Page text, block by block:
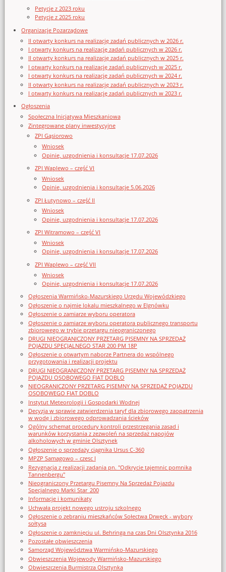
Petycje z 2023 roku
Petycje z 2025 roku
Organizacje Pozarządowe
II otwarty konkurs na realizację zadań publicznych w 2026 r.
I otwarty konkurs na realizację zadań publicznych w 2026 r.
II otwarty konkurs na realizację zadań publicznych w 2025 r.
I otwarty konkurs na realizację zadań publicznych w 2025 r.
I otwarty konkurs na realizację zadań publicznych w 2024 r.
II otwarty konkurs na realizację zadań publicznych w 2023 r.
I otwarty konkurs na realizację zadań publicznych w 2023 r.
Ogłoszenia
Społeczna Inicjatywa Mieszkaniowa
Zintegrowane plany inwestycyjne
ZPI Gąsiorowo
Wniosek
Opinie, uzgodnienia i konsultacje 17.07.2026
ZPI Waplewo – część VI
Wniosek
Opinie, uzgodnienia i konsultacje 5.06.2026
ZPI Łutynowo – część II
Wniosek
Opinie, uzgodnienia i konsultacje 17.07.2026
ZPI Witramowo – część VI
Wniosek
Opinie, uzgodnienia i konsultacje 17.07.2026
ZPI Waplewo – część VII
Wniosek
Opinie, uzgodnienia i konsultacje 17.07.2026
Ogłoszenia Warmińsko-Mazurskiego Urzędu Wojewódzkiego
Ogłoszenie o najmie lokalu mieszkalnego w Elgnówku
Ogłoszenie o zamiarze wyboru operatora
Ogłoszenie o zamiarze wyboru operatora publicznego transportu
zbiorowego w trybie przetargu nieograniczonego
DRUGI NIEOGRANICZONY PRZETARG PISEMNY NA SPRZEDAŻ
POJAZDU SPECJALNEGO STAR 200 PM 18P
Ogłoszenie o otwartym naborze Partnera do wspólnego
przygotowania i realizacji projektu
DRUGI NIEOGRANICZONY PRZETARG PISEMNY NA SPRZEDAŻ
POJAZDU OSOBOWEGO FIAT DOBLO
NIEOGRANICZONY PRZETARG PISEMNY NA SPRZEDAŻ POJAZDU
OSOBOWEGO FIAT DOBLO
Instytut Meteorologii i Gospodarki Wodnej
Decyzja w sprawie zatwierdzenia taryf dla zbiorowego zaopatrzenia
w wodę i zbiorowego odprowadzania ścieków
Ogólny schemat procedury kontroli przestrzegania zasad i
warunków korzystania z zezwoleń na sprzedaż napojów
alkoholowych w gminie Olsztynek
Ogłoszenie o sprzedaży ciągnika Ursus C-360
MPZP Samagowo – czesc I
Rezygnacja z realizacji zadania pn. "Odkrycie tajemnic pomnika
Tannenbergu"
Nieograniczony Przetargu Pisemny Na Sprzedaż Pojazdu
Specjalnego Marki Star_200
Informacje i komunikaty
Uchwała projekt nowego ustroju szkolnego
Ogłoszenie o zebraniu mieszkańców Sołectwa Drwęck - wybory
sołtysa
Ogłoszenie o zamknięciu ul. Behringa na czas Dni Olsztynka 2016
Pozostałe obwieszczenia
Samorząd Województwa Warmińsko-Mazurskiego
Obwieszczenia Wojewody Warmińsko-Mazurskiego
Obwieszczenia Burmistrza Olsztynka